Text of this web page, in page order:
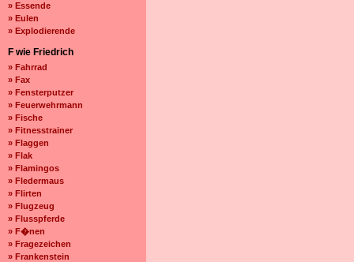
» Essende
» Eulen
» Explodierende
F wie Friedrich
» Fahrrad
» Fax
» Fensterputzer
» Feuerwehrmann
» Fische
» Fitnesstrainer
» Flaggen
» Flak
» Flamingos
» Fledermaus
» Flirten
» Flugzeug
» Flusspferde
» F�nen
» Fragezeichen
» Frankenstein